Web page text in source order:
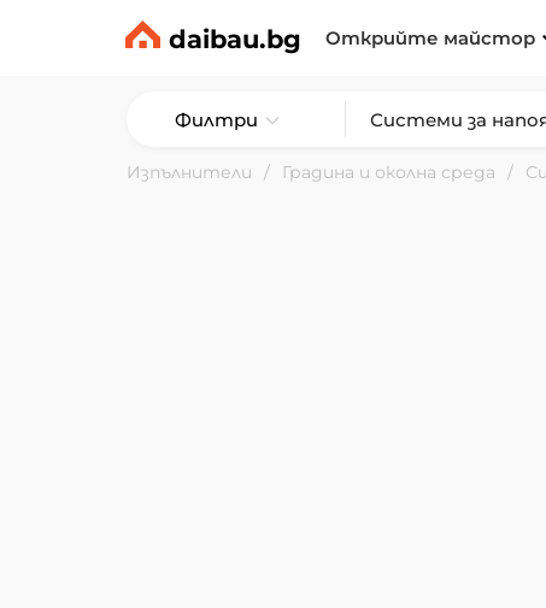
daibau.bg Открийте майстор
Филтри
Изпълнители Градина и околна среда